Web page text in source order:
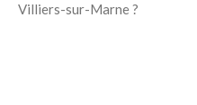
Villiers-sur-Marne ?